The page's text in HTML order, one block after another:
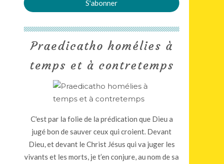
Praedicatho homélies à
temps et à contretemps
C'est par la folie de la prédication que Dieu a
jugé bon de sauver ceux qui croient. Devant
Dieu, et devant le Christ Jésus qui va juger les
vivants et les morts, je t’en conjure, au nom de sa